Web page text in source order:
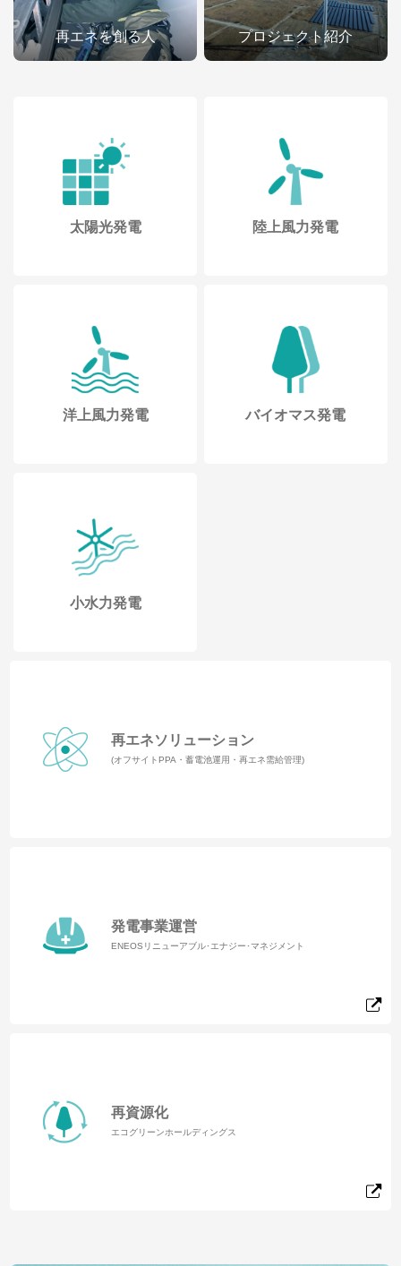
再エネを創る人 プロジェクト紹介
太陽光発電 陸上風力発電
洋上風力発電 バイオマス発電
小水力発電
再エネソリューション
(オフサイトPPA・蓄電池運用・再エネ需給管理)
発電事業運営
ENEOSリニューアブル･エナジー･マネジメント
再資源化
エコグリーンホールディングス